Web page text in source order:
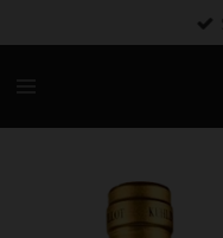
direct
hoofdinhoud